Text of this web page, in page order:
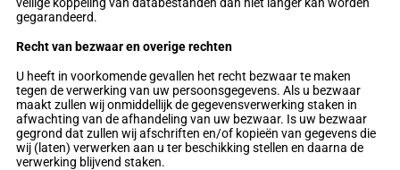
gegarandeerd.
Recht van bezwaar en overige rechten
U heeft in voorkomende gevallen het recht bezwaar te maken
tegen de verwerking van uw persoonsgegevens. Als u bezwaar
maakt zullen wij onmiddellijk de gegevensverwerking staken in
afwachting van de afhandeling van uw bezwaar. Is uw bezwaar
gegrond dat zullen wij afschriften en/of kopieën van gegevens die
wij (laten) verwerken aan u ter beschikking stellen en daarna de
verwerking blijvend staken.